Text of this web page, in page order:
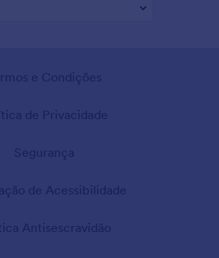
e Condições
de Privacidade
Segurança
de Acessibilidade
Antisescravidão